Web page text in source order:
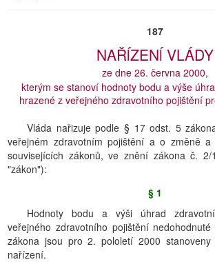
187
NAŘĺZENĺ VLÁDY
ze dne 26. června 2000,
kterým se stanoví hodnoty bodu a výše
hrazené z veřejného zdravotního pojištění
Vláda nařizuje podle § 17 odst. 5
veřejném zdravotním pojištění a o změně a
souvisejících zákonů, ve znění zákona č.
"zákon"):
§ 1
Hodnoty bodu a výši úhrad
veřejného zdravotního pojištění
zákona jsou pro 2. pololetí 2000
nařízení.